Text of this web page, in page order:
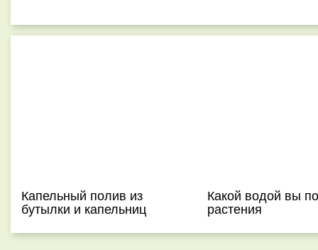
Капельный полив из
бутылки и капельниц
Какой водой вы
растения